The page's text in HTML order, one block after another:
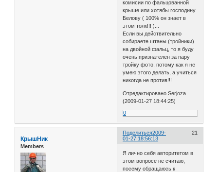
комисии по фальцованной
крыше или хотябы господину
Белову ( 100% он знает в
этом толк!!! )...
Если вы действительно
собираете штаны (тройники)
на двойной фальц, то я буду
очень признателен за пару
тройку фото, потому как я не
умею этого делать, а учиться
никогда не против!!!
Отредактировано Serjoza
(2009-01-27 18:44:25)
0
Поделиться 21
2009-
01-27 18:56:13
КрышНик
Members
Я лично себя авторитетом в
этом вопросе не считаю,
посему обращаюсь к